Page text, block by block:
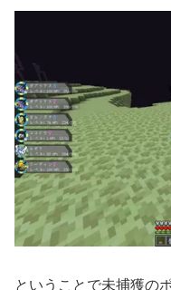
ということで未捕獲の